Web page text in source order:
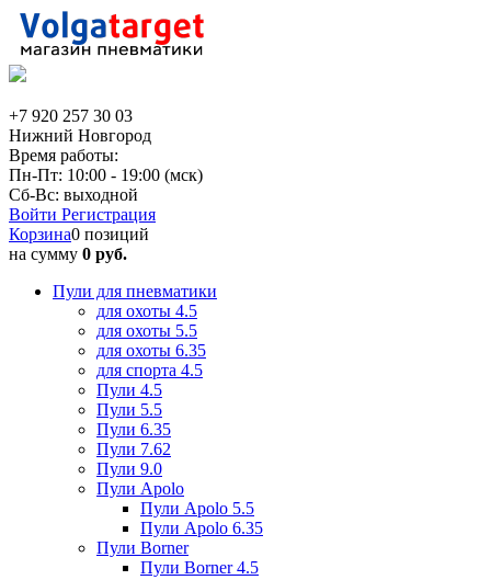
+7 920 257 30 03
Нижний Новгород
Время работы:
Пн-Пт: 10:00 - 19:00 (мск)
Сб-Вс: выходной
Войти Регистрация
Корзина0 позиций
на сумму 0 руб.
Пули для пневматики
для охоты 4.5
для охоты 5.5
для охоты 6.35
для спорта 4.5
Пули 4.5
Пули 5.5
Пули 6.35
Пули 7.62
Пули 9.0
Пули Apolo
Пули Apolo 5.5
Пули Apolo 6.35
Пули Borner
Пули Borner 4.5